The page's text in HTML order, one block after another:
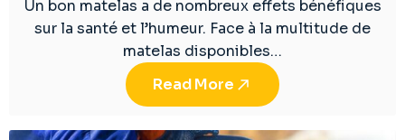
Un bon matelas a de nombreux effets bénéfiques
sur la santé et l’humeur. Face à la multitude de
matelas disponibles…
Read More